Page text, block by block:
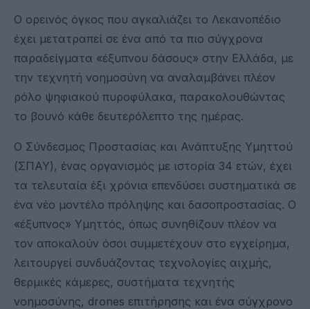
Ο ορεινός όγκος που αγκαλιάζει το Λεκανοπέδιο
έχει μετατραπεί σε ένα από τα πιο σύγχρονα
παραδείγματα «έξυπνου δάσους» στην Ελλάδα, με
την τεχνητή νοημοσύνη να αναλαμβάνει πλέον
ρόλο ψηφιακού πυροφύλακα, παρακολουθώντας
το βουνό κάθε δευτερόλεπτο της ημέρας.
Ο Σύνδεσμος Προστασίας και Ανάπτυξης Υμηττού
(ΣΠΑΥ), ένας οργανισμός με ιστορία 34 ετών, έχει
τα τελευταία έξι χρόνια επενδύσει συστηματικά σε
ένα νέο μοντέλο πρόληψης και δασοπροστασίας. Ο
«έξυπνος» Υμηττός, όπως συνηθίζουν πλέον να
τον αποκαλούν όσοι συμμετέχουν στο εγχείρημα,
λειτουργεί συνδυάζοντας τεχνολογίες αιχμής,
θερμικές κάμερες, συστήματα τεχνητής
νοημοσύνης, drones επιτήρησης και ένα σύγχρονο